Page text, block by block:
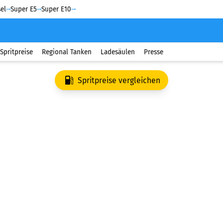
Super E5 Super E10
Regional Tanken Ladesäulen Presse
Spritpreise vergleichen